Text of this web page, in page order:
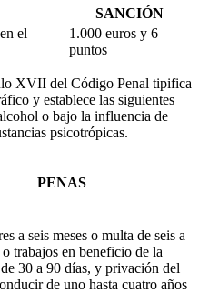
SANCIÓN
el
1.000 euros y 6
puntos
XVII del Código Penal tipifica
y establece las siguientes
o bajo la influencia de
psicotrópicas.
PENAS
a seis meses o multa de seis a
o trabajos en beneficio de la
30 a 90 días, y privación del
de uno hasta cuatro años